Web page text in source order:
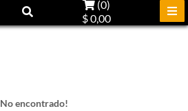
(0)
$ 0,00
No encontrado!